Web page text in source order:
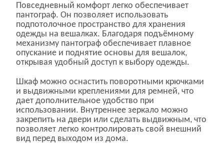
Повседневный комфорт легко обеспечивает
пантограф. Он позволяет использовать
подпотолочное пространство для хранения
одежды на вешалках. Благодаря подъёмному
механизму пантограф обеспечивает плавное
опускание и поднятие основы для вешалок,
открывая удобный доступ к выбору одежды.
Шкаф можно оснастить поворотными крючками
и выдвижными креплениями для ремней, что
дает дополнительное удобство при
использовании. Внутреннее зеркало можно
закрепить на двери или сделать выдвижным, что
позволяет легко контролировать свой внешний
вид перед выходом из дома.